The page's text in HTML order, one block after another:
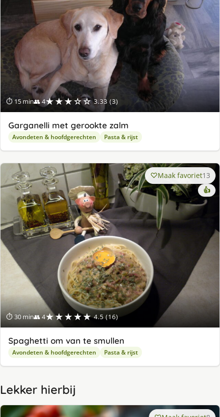
⏱ 15 min👥 4★★★☆☆ 3.33 (3)
Garganelli met gerookte zalm
Avondeten & hoofdgerechten Pasta & rijst
⏱ 30 min👥 4★★★★★ 4.5 (16)
Maak favoriet13
👍
Spaghetti om van te smullen
Avondeten & hoofdgerechten Pasta & rijst
Lekker hierbij